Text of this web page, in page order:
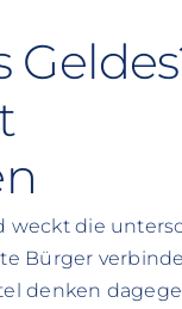
weckt die
Bürger
denken